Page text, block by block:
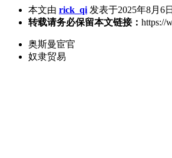
本文由 rick_qi 发表于2025年8月6
转载请务必保留本文链接： https://
奥斯曼宦官
奴隶贸易